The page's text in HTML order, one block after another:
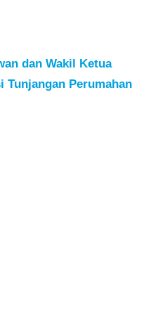
dan Wakil Ketua
Tunjangan Perumahan